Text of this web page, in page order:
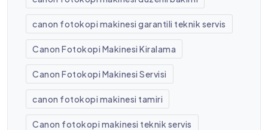
canon fotokopi makinesi garantili teknik servis
Canon Fotokopi Makinesi Kiralama
Canon Fotokopi Makinesi Servisi
canon fotokopi makinesi tamiri
Canon fotokopi makinesi teknik servis